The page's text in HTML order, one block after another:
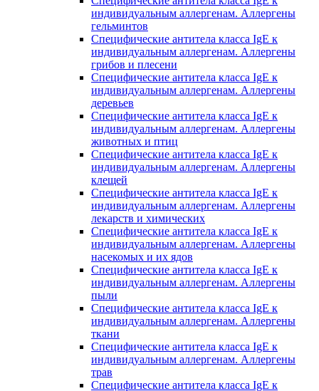
индивидуальным аллергенам. Аллергены
гельминтов
Специфические антитела класса IgE к
индивидуальным аллергенам. Аллергены
грибов и плесени
Специфические антитела класса IgE к
индивидуальным аллергенам. Аллергены
деревьев
Специфические антитела класса IgE к
индивидуальным аллергенам. Аллергены
животных и птиц
Специфические антитела класса IgE к
индивидуальным аллергенам. Аллергены
клещей
Специфические антитела класса IgE к
индивидуальным аллергенам. Аллергены
лекарств и химических
Специфические антитела класса IgE к
индивидуальным аллергенам. Аллергены
насекомых и их ядов
Специфические антитела класса IgE к
индивидуальным аллергенам. Аллергены
пыли
Специфические антитела класса IgE к
индивидуальным аллергенам. Аллергены
ткани
Специфические антитела класса IgE к
индивидуальным аллергенам. Аллергены
трав
Специфические антитела класса IgE к